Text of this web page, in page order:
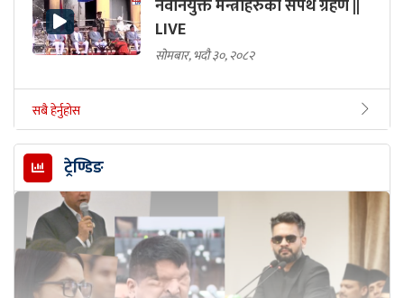
नवनियुक्त मन्त्रीहरुको सपथ ग्रहण ||
LIVE
सोमबार, भदौ ३०, २०८२
सबै हेर्नुहोस
ट्रेण्डिङ